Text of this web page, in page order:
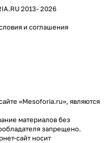
2013- 2026
и соглашения
«Mesoforia.ru», являются
материалов без
запрещено.
сайт носит